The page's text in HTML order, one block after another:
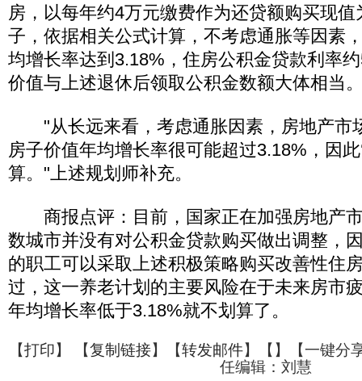
房，以每年约4万元缴费作为还贷额购买现值
子，依据相关公式计算，不考虑通胀等因素
均增长率达到3.18%，住房公积金贷款利率
价值与上述退休后领取公积金数额大体相当
"从长远来看，考虑通胀因素，房地产市
房子价值年均增长率很可能超过3.18%，因此
算。"上述规划师补充。
商报点评：目前，国家正在加强房地产
数城市并没有对公积金贷款购买做出调整，
的职工可以采取上述积极策略购买改善性住
过，这一养老计划的主要风险在于未来房市
年均增长率低于3.18%就不划算了。
【打印】 【复制链接】【转发邮件】【 】
【一键分
任编辑：刘慧